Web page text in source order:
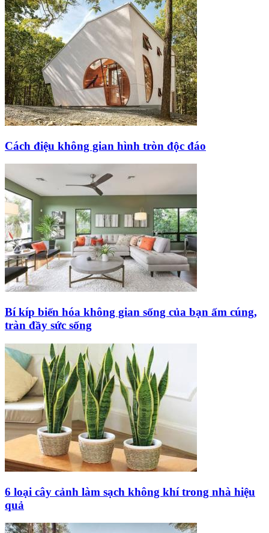
Cách điệu không gian hình tròn độc đáo
Bí kíp biến hóa không gian sống của bạn ấm cúng,
tràn đầy sức sống
6 loại cây cảnh làm sạch không khí trong nhà hiệu
quả